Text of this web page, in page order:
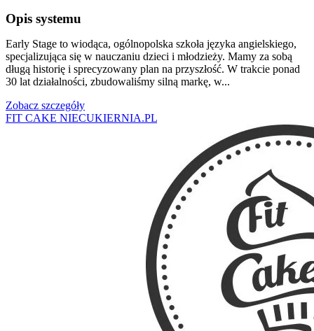
Opis systemu
Early Stage to wiodąca, ogólnopolska szkoła języka angielskiego,
specjalizująca się w nauczaniu dzieci i młodzieży. Mamy za sobą
długą historię i sprecyzowany plan na przyszłość. W trakcie ponad
30 lat działalności, zbudowaliśmy silną markę, w...
Zobacz szczegóły
FIT CAKE NIECUKIERNIA.PL